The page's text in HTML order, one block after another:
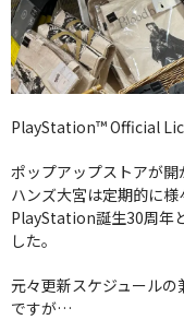
PlayStation™ Official
ポップアップストアが開
ハンズ大宮は定期的に
PlayStation誕生30周年
した。
元々更新スケジュール
ですが…